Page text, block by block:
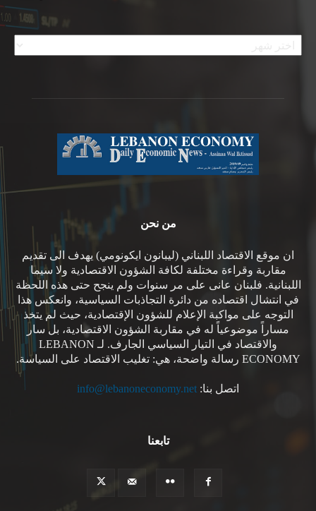
الأرشيف
من نحن
ان موقع الاقتصاد اللبناني (ليبانون ايكونومي) يهدف الى تقديم
مقاربة وقراءة مختلفة لكافة الشؤون الاقتصادية ولا سيما
اللبنانية. فلبنان عانى على مر سنوات ولم ينجح حتى هذه اللحظة
في انتشال اقتصاده من دائرة التجاذبات السياسية، وانعكس هذا
التوجه على مواكبة الإعلام للشؤون الإقتصادية، حيث لم يتخذ
مساراً موضوعياً له في مقاربة الشؤون الاقتصادية، بل سار
والاقتصاد في التيار السياسي الجارف. لـ LEBANON
ECONOMY رسالة واضحة، هي: تغليب الاقتصاد على السياسة.
اتصل بنا: info@lebanoneconomy.net
تابعنا